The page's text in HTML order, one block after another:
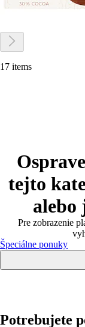
17 items
tejto
alebo
Pre zobrazenie
Špeciálne ponuky
Potrebujete